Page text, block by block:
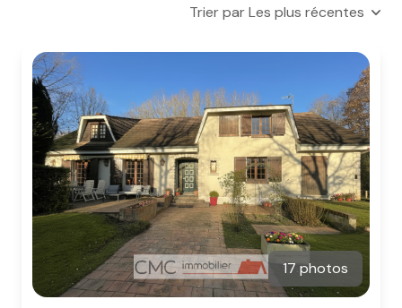
notre
agence
nos
honoraires
contact
Trier par Les plus récentes
17 photos